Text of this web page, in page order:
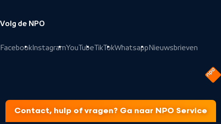
Volg de NPO
Facebook InstagramYouTubeTikTokWhatsapp Nieuwsbrieven
Contact, hulp of vragen? Ga naar NPO Service